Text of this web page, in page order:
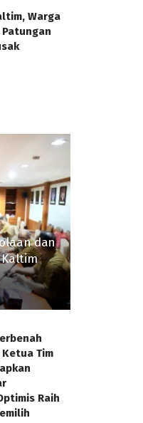
Warga
dan
Kaltim
Tim
Raih